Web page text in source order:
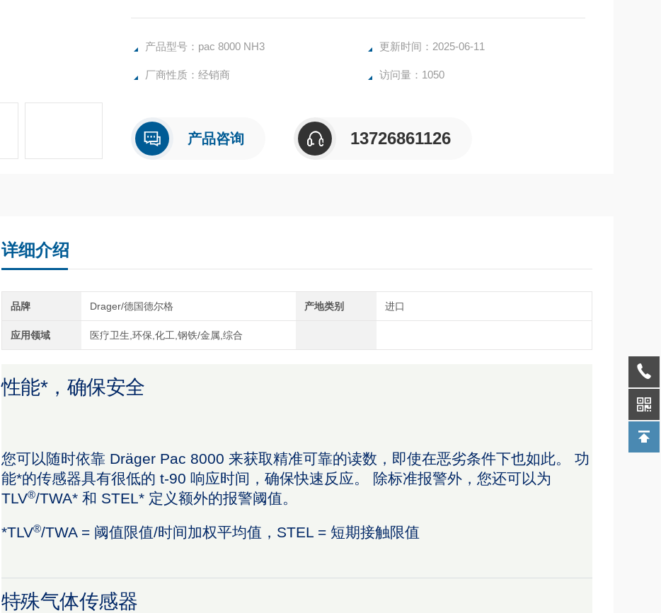
产品型号：pac 8000 NH3 更新时间：2025-06-11
厂商性质：经销商 访问量：1050
产品咨询 13726861126
详细介绍
品牌 Drager/德国德尔格 产地类别 进口
应用领域 医疗卫生,环保,化工,钢铁/金属,综合
性能*，确保安全
您可以随时依靠 Dräger Pac 8000 来获取精准可靠的读数，即使在恶劣条件下也如此。 功
能*的传感器具有很低的 t-90 响应时间，确保快速反应。 除标准报警外，您还可以为
TLV®/TWA* 和 STEL* 定义额外的报警阈值。
*TLV®/TWA = 阈值限值/时间加权平均值，STEL = 短期接触限值
特殊气体传感器